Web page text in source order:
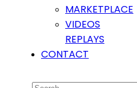
MARKETPLACE
VIDEOS
REPLAYS
CONTACT